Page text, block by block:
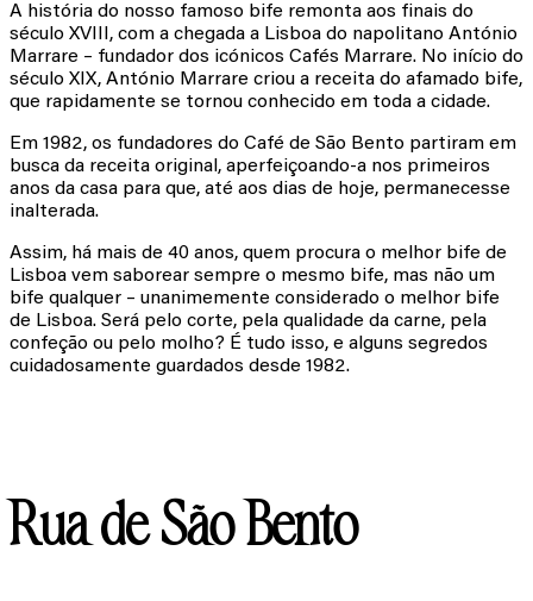
A história do nosso famoso bife remonta aos finais do
século XVIII, com a chegada a Lisboa do napolitano António
Marrare – fundador dos icónicos Cafés Marrare. No início do
século XIX, António Marrare criou a receita do afamado bife,
que rapidamente se tornou conhecido em toda a cidade.
Em 1982, os fundadores do Café de São Bento partiram em
busca da receita original, aperfeiçoando-a nos primeiros
anos da casa para que, até aos dias de hoje, permanecesse
inalterada.
Assim, há mais de 40 anos, quem procura o melhor bife de
Lisboa vem saborear sempre o mesmo bife, mas não um
bife qualquer – unanimemente considerado o melhor bife
de Lisboa. Será pelo corte, pela qualidade da carne, pela
confeção ou pelo molho? É tudo isso, e alguns segredos
cuidadosamente guardados desde 1982.
Rua de São Bento